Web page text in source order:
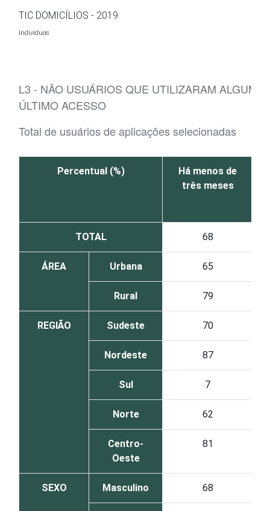
Ir para o conteúdo
TIC DOMICÍLIOS - 2019
Indivíduos
L3 - NÃO USUÁRIOS QUE UTILIZARAM
ÚLTIMO ACESSO
Total de usuários de aplicações selecionadas
Percentual (%)
Há menos de
três meses
TOTAL 68
ÁREA Urbana 65
Rural 79
REGIÃO Sudeste 70
Nordeste 87
Sul 7
Norte 62
Centro-
Oeste
81
SEXO Masculino 68